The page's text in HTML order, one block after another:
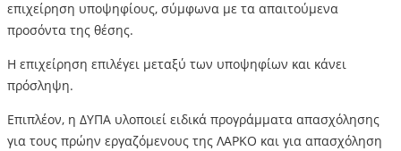
επιχείρηση υποψηφίους, σύμφωνα με τα απαιτούμενα
προσόντα της θέσης.
Η επιχείρηση επιλέγει μεταξύ των υποψηφίων και κάνει
πρόσληψη.
Επιπλέον, η ΔΥΠΑ υλοποιεί ειδικά προγράμματα απασχόλησης
για τους πρώην εργαζόμενους της ΛΑΡΚΟ και για απασχόληση